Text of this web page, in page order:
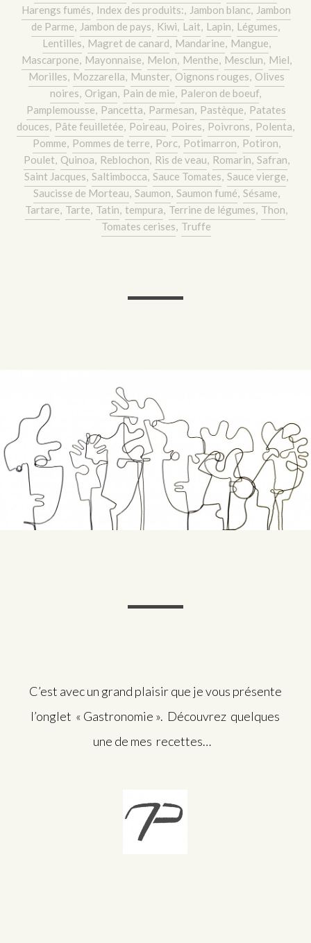
Harengs fumés, Index des produits:, Jambon blanc, Jambon
de Parme, Jambon de pays, Kiwi, Lait, Lapin, Légumes,
Lentilles, Magret de canard, Mandarine, Mangue,
Mascarpone, Mayonnaise, Melon, Menthe, Mesclun, Miel,
Morilles, Mozzarella, Munster, Oignons rouges, Olives
noires, Origan, Pain de mie, Paleron de boeuf,
Pamplemousse, Pancetta, Parmesan, Pastèque, Patates
douces, Pâte feuilletée, Poireau, Poires, Poivrons, Polenta,
Pomme, Pommes de terre, Porc, Potimarron, Potiron,
Poulet, Quinoa, Reblochon, Ris de veau, Romarin, Safran,
Saint Jacques, Saltimbocca, Sauce Tomates, Sauce vierge,
Saucisse de Morteau, Saumon, Saumon fumé, Sésame,
Tartare, Tarte, Tatin, tempura, Terrine de légumes, Thon,
Tomates cerises, Truffe
C’est avec un grand plaisir que je vous présente
l’onglet « Gastronomie ». Découvrez quelques
une de mes recettes…